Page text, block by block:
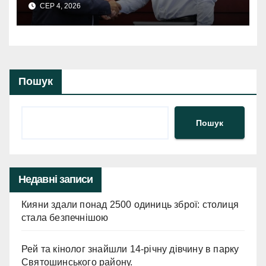
представив: новий голова
Київської ОДА.
СЕР 4, 2026
Пошук
Пошук
Недавні записи
Кияни здали понад 2500 одиниць зброї: столиця
стала безпечнішою
Рей та кінолог знайшли 14-річну дівчину в парку
Святошинського району.